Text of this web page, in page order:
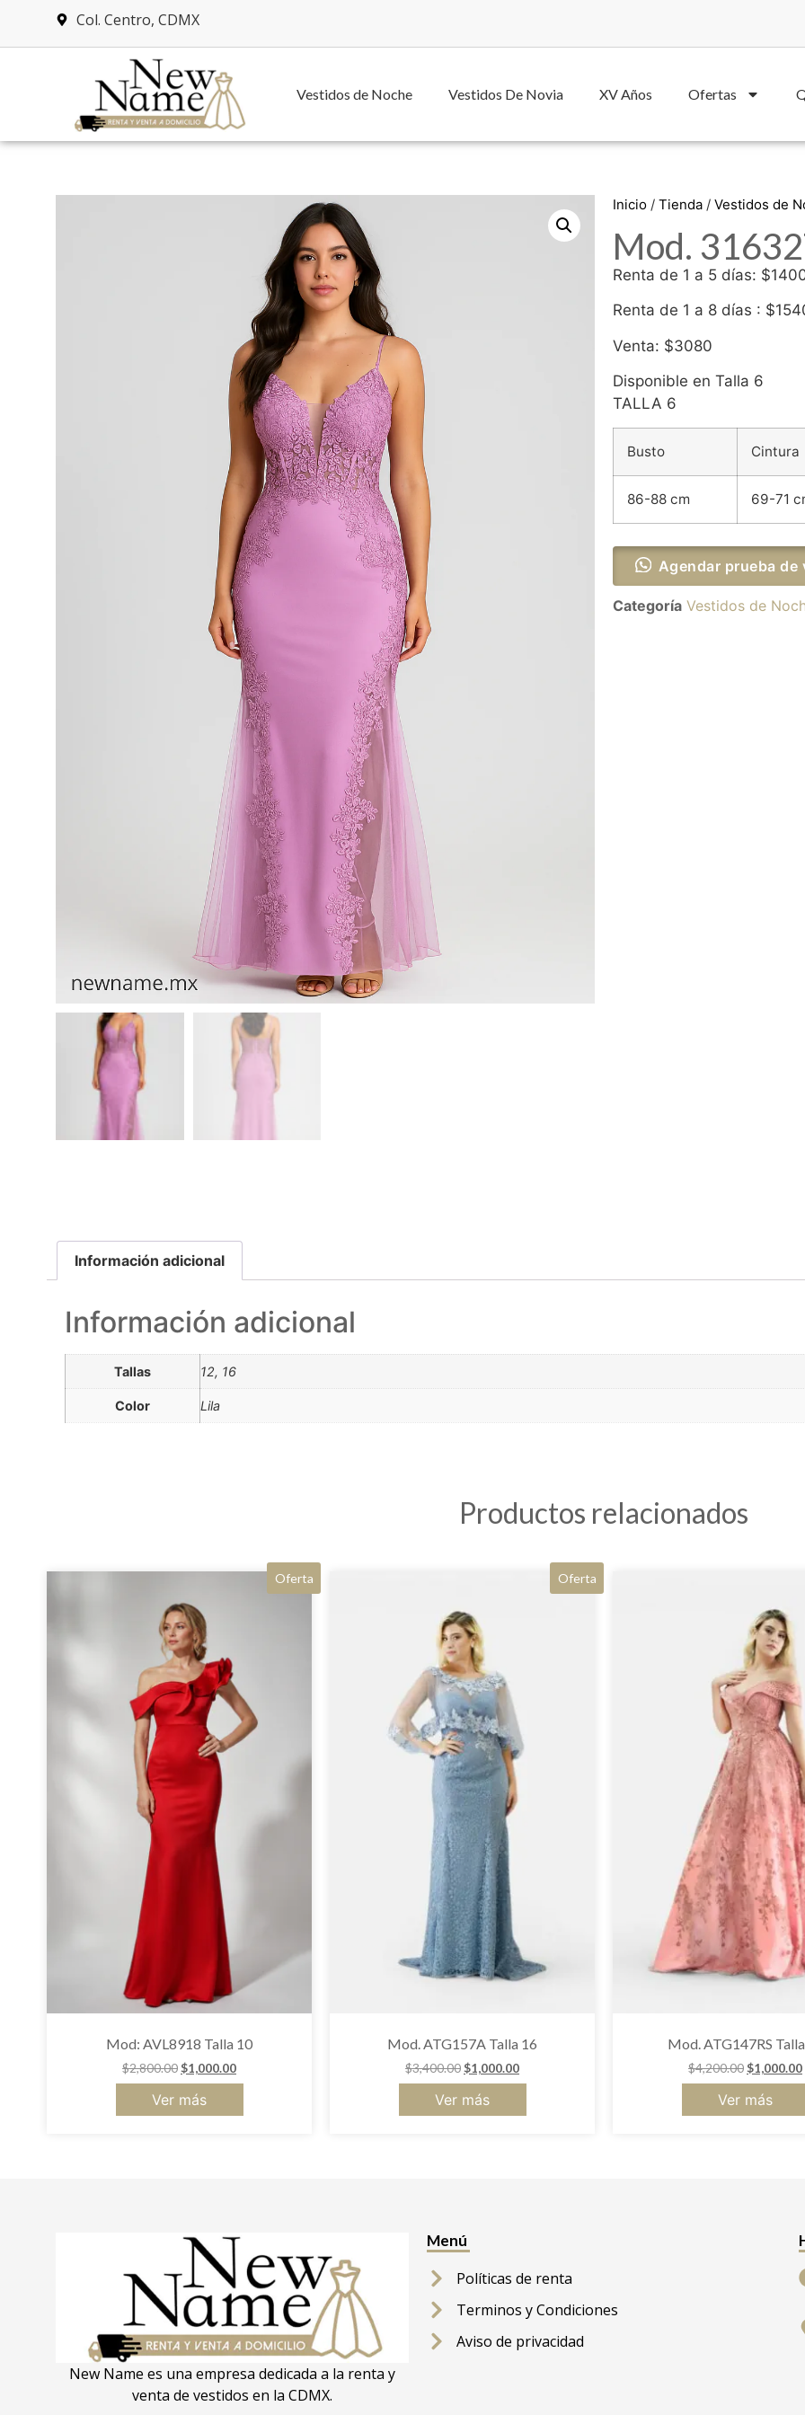
Col. Centro, CDMX
Vestidos de Noche Vestidos De Novia XV Años Ofertas
Inicio / Tienda / Vestidos de
Mod.
Renta de 1 a 5 días:
Renta de 1 a 8 días :
Venta: $3080
Disponible en Talla 6
TALLA 6
Busto Cintura
86-88 cm 69-71
Agendar prueba de
Categoría Vestidos de
Información adicional
Información adicional
Tallas 12, 16
Color Lila
Productos relacionados
Oferta
Mod: AVL8918 Talla 10
$2,800.00$1,000.00
Ver más
Oferta
Mod. ATG157A Talla 16
$3,400.00$1,000.00
Ver más
Mod. ATG147RS
$4,200.00$1,000.00
Ver más
New Name es una empresa dedicada a la renta y
venta de vestidos en la CDMX.
Menú
Políticas de renta
Terminos y Condiciones
Aviso de privacidad